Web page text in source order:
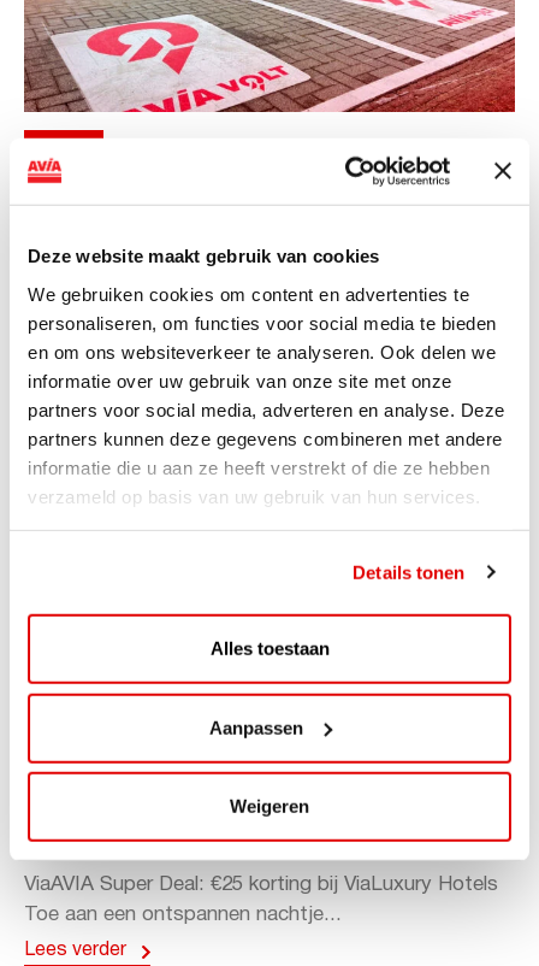
Deze website maakt gebruik van cookies
We gebruiken cookies om content en advertenties te
personaliseren, om functies voor social media te bieden
en om ons websiteverkeer te analyseren. Ook delen we
informatie over uw gebruik van onze site met onze
partners voor social media, adverteren en analyse. Deze
partners kunnen deze gegevens combineren met andere
informatie die u aan ze heeft verstrekt of die ze hebben
verzameld op basis van uw gebruik van hun services.
Details tonen
Alles toestaan
Aanpassen
Weigeren
snellaadinfrastructuur
AVIA VOLT en Fletcher Hotels starten landelijke uitrol
Lees verder
ACTIE
ViaAVIA Super Deal: 20% korting bij
ViaLuxury Hotels
ViaAVIA Super Deal: €25 korting bij ViaLuxury Hotels
Toe aan een ontspannen nachtje...
Lees verder